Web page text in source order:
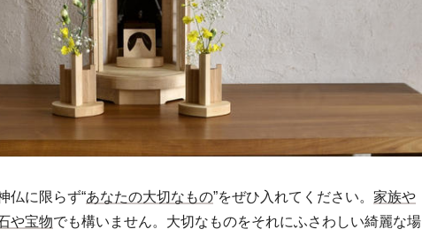
仏に限らず“あなたの大切なもの”をぜひ入れてください。 家族や
や宝物でも構いません。大切なものをそれにふさわしい綺麗な場